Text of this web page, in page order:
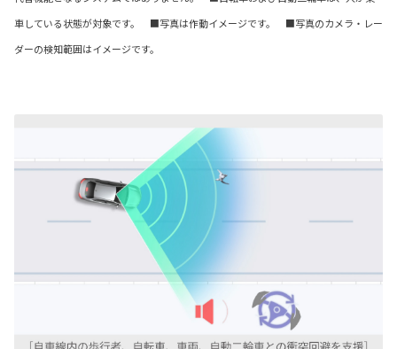
車している状態が対象です。 ■写真は作動イメージです。 ■写真のカメラ・レー
ダーの検知範囲はイメージです。